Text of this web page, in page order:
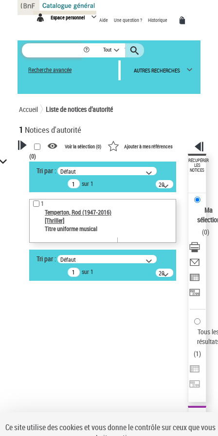
Espace personnel Aide Une question ? Historique
Tout
Recherche avancée AUTRES RECHERCHES
Accueil Liste de notices d’autorité
1 Notices d'autorité
VOTRE RECHERCHE
Recherche avancée dans les
notices d’autorité
Œuvres liées à l'auteur :
Temperton, Rod (1947-2016)
Type de notice d'autorité
Voir la sélection (0) Ajouter à mes références
(0)
Tri par : Défaut
sur 1
20
résultats/page
1
Temperton, Rod (1947-2016)
[Thriller]
Titre uniforme musical
Tri par : Défaut
sur 1
20
résultats/page
RÉCUPÉRER
LES
NOTICES
Ma
(0)
Tous
(1)
Panneau de gestion des cookies
Ce site utilise des cookies et vous donne le contrôle sur ceux que vous